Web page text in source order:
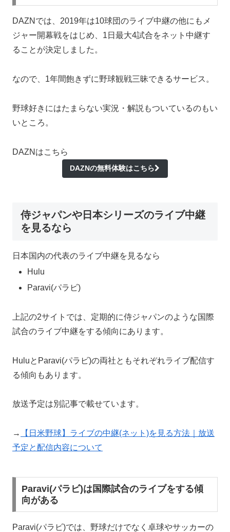
DAZNでは、2019年は10球団のライブ中継の他にもメ
ジャー開幕戦をはじめ、1日最大4試合をネット中継す
ることが決定しました。
なので、1年間飽きずに野球観戦三昧できるサービス。
野球好きにはたまらない実況・解説もついているのもい
いところ。
DAZNはこちら
DAZNの無料体験はこちら
侍ジャパンや日本シリーズのライブ中継
を見るなら
日本国内の代表のライブ中継を見るなら
Hulu
Paravi(パラビ)
上記の2サイトでは、定期的に侍ジャパンのような国際
試合のライブ中継をする傾向にあります。
HuluとParavi(パラビ)の両社ともそれぞれライブ配信す
る傾向もあります。
放送予定は別記事で載せています。
→
【日米野球】ライブの中継(ネット)を見る方法｜放送
予定と配信内容について
Paravi(パラビ)は国際試合のライブをする傾
向がある
Paravi(パラビ)では、野球だけでなく卓球やサッカーの